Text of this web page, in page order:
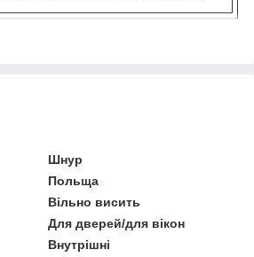
Шнур
Польща
Вільно висить
Для дверей/для вікон
Внутрішні